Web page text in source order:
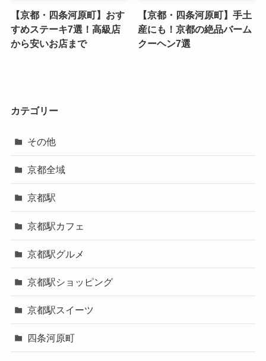
【京都・四条河原町】おす
すめステーキ7選！高級店
から安いお店まで
【京都・四条河原町】手土
産にも！京都の絶品バーム
クーヘン7選
カテゴリー
その他
京都全域
京都駅
京都駅カフェ
京都駅グルメ
京都駅ショッピング
京都駅スイーツ
四条河原町